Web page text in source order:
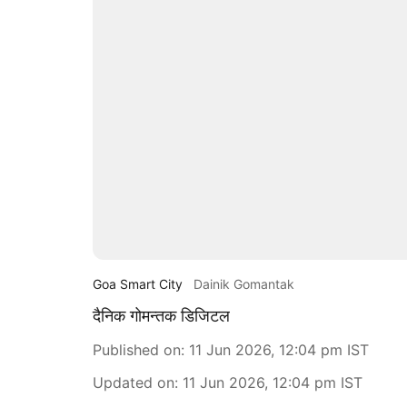
Goa Smart City Dainik Gomantak
दैनिक गोमन्तक डिजिटल
Published on: 11 Jun 2026, 12:04 pm IST
Updated on: 11 Jun 2026, 12:04 pm IST